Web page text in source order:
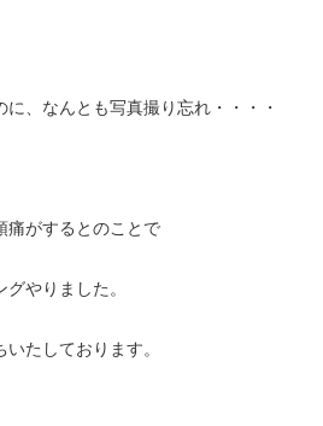
、なんとも写真撮り忘れ・・・・
痛がするとのことで
やりました。
たしております。